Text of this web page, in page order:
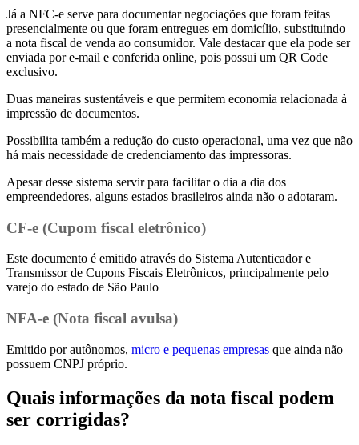
Já a NFC-e serve para documentar negociações que foram feitas
presencialmente ou que foram entregues em domicílio, substituindo
a nota fiscal de venda ao consumidor. Vale destacar que ela pode ser
enviada por e-mail e conferida online, pois possui um QR Code
exclusivo.
Duas maneiras sustentáveis e que permitem economia relacionada à
impressão de documentos.
Possibilita também a redução do custo operacional, uma vez que não
há mais necessidade de credenciamento das impressoras.
Apesar desse sistema servir para facilitar o dia a dia dos
empreendedores, alguns estados brasileiros ainda não o adotaram.
CF-e (Cupom fiscal eletrônico)
Este documento é emitido através do Sistema Autenticador e
Transmissor de Cupons Fiscais Eletrônicos, principalmente pelo
varejo do estado de São Paulo
NFA-e (Nota fiscal avulsa)
Emitido por autônomos, micro e pequenas empresas que ainda não
possuem CNPJ próprio.
Quais informações da nota fiscal podem
ser corrigidas?